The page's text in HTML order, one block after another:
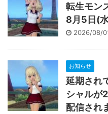
転生モン
8月5日(
2026/08/
お知らせ
延期され
シャルが
配信され